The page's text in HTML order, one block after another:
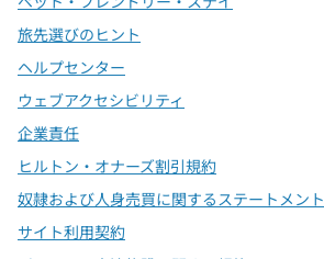
旅先選びのヒント
ヘルプセンター
ウェブアクセシビリティ
企業責任
ヒルトン・オナーズ割引規約
奴隷および人身売買に関するステートメント
サイト利用契約